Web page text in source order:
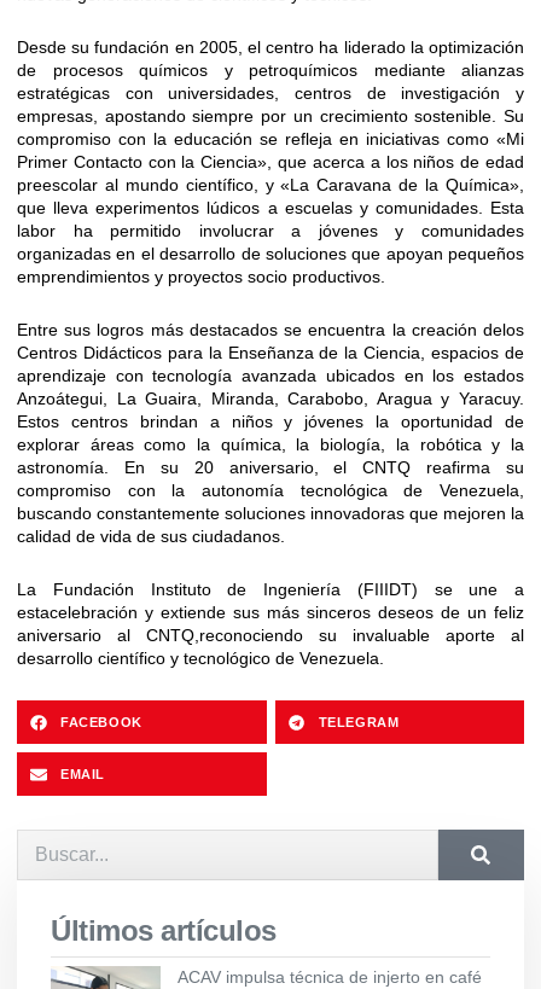
Desde su fundación en 2005, el centro ha liderado la optimización
de procesos químicos y petroquímicos mediante alianzas
estratégicas con universidades, centros de investigación y
empresas, apostando siempre por un crecimiento sostenible. Su
compromiso con la educación se refleja en iniciativas como «Mi
Primer Contacto con la Ciencia», que acerca a los niños de edad
preescolar al mundo científico, y «La Caravana de la Química»,
que lleva experimentos lúdicos a escuelas y comunidades. Esta
labor ha permitido involucrar a jóvenes y comunidades
organizadas en el desarrollo de soluciones que apoyan pequeños
emprendimientos y proyectos socio productivos.
Entre sus logros más destacados se encuentra la creación delos
Centros Didácticos para la Enseñanza de la Ciencia, espacios de
aprendizaje con tecnología avanzada ubicados en los estados
Anzoátegui, La Guaira, Miranda, Carabobo, Aragua y Yaracuy.
Estos centros brindan a niños y jóvenes la oportunidad de
explorar áreas como la química, la biología, la robótica y la
astronomía. En su 20 aniversario, el CNTQ reafirma su
compromiso con la autonomía tecnológica de Venezuela,
buscando constantemente soluciones innovadoras que mejoren la
calidad de vida de sus ciudadanos.
La Fundación Instituto de Ingeniería (FIIIDT) se une a
estacelebración y extiende sus más sinceros deseos de un feliz
aniversario al CNTQ,reconociendo su invaluable aporte al
desarrollo científico y tecnológico de Venezuela.
FACEBOOK TELEGRAM
EMAIL
Últimos artículos
ACAV impulsa técnica de injerto en café